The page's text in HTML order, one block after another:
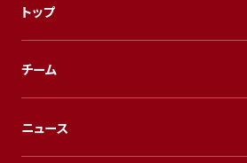
トップ
チーム
ニュース